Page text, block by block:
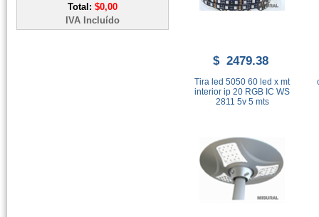
Total: $0,00
IVA Incluído
$ 2479.38
Tira led 5050 60 led x mt
interior ip 20 RGB IC WS
2811 5v 5 mts